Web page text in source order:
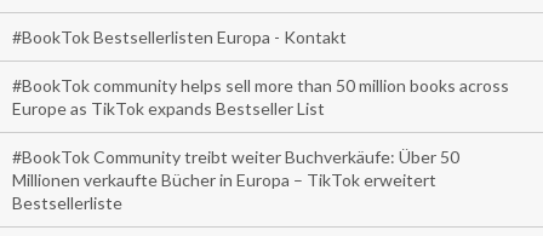
#BookTok Bestsellerlisten Europa - Kontakt
#BookTok community helps sell more than 50 million books across
Europe as TikTok expands Bestseller List
#BookTok Community treibt weiter Buchverkäufe: Über 50
Millionen verkaufte Bücher in Europa – TikTok erweitert
Bestsellerliste